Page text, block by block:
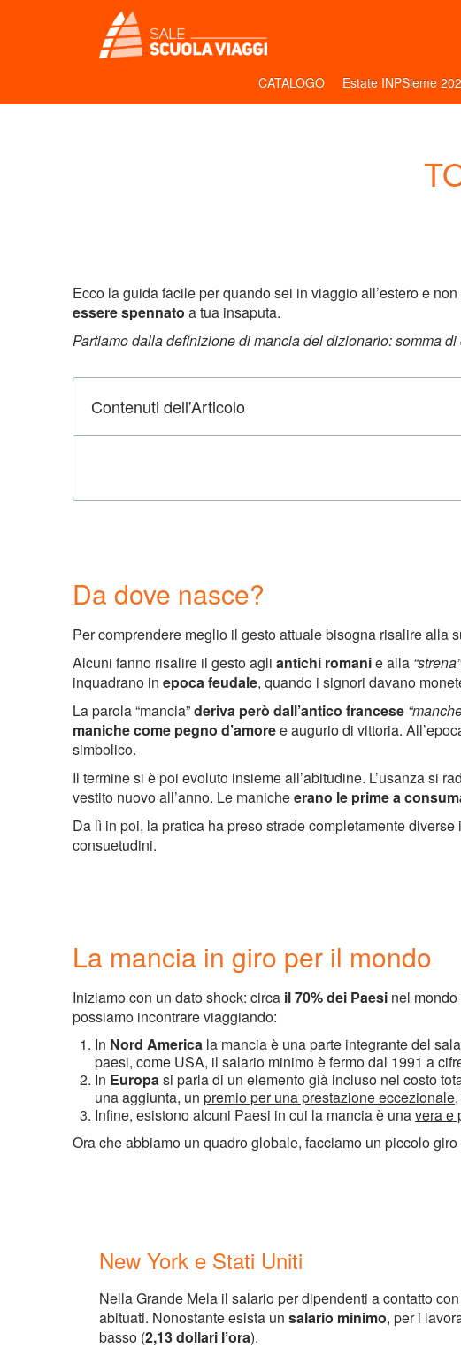
CATALOGO Estate INPSieme
Ecco la guida facile per quando sei in viaggio all’estero e
essere spennato a tua insaputa.
Partiamo dalla definizione di mancia del dizionario:somma
Contenuti dell'Articolo
Da dove nasce?
Per comprendere meglio il gesto attuale bisogna risalire alla
Alcuni fanno risalire il gesto agli antichi romanie alla “strena”
inquadrano in epoca feudale, quando i signori davano
La parola “mancia”deriva però dall’antico francese
maniche come pegno d’amoree augurio di vittoria.
simbolico.
Il termine si è poi evoluto insieme all’abitudine. L’usanza si
vestito nuovo all’anno. Le manicheerano le prime a
Da lì in poi, la pratica ha preso strade completamente
consuetudini.
La mancia in giro per il mondo
Iniziamo con un dato shock: circa il 70% dei Paesi nel
possiamo incontrare viaggiando:
In Nord America la mancia è una parte integrante del
paesi, come USA, il salario minimo è fermo dal 1991 a
In Europasi parla di un elemento già incluso nel costo
una aggiunta, un premio per una prestazione eccezionale
Infine, esistono alcuni Paesi in cui la mancia è unavera e
Ora che abbiamo un quadro globale, facciamo un piccolo
New York e Stati Uniti​
Nella Grande Mela il salario per dipendenti a contatto
abituati. Nonostante esista un salario minimo, per i
basso (2,13 dollari l’ora).